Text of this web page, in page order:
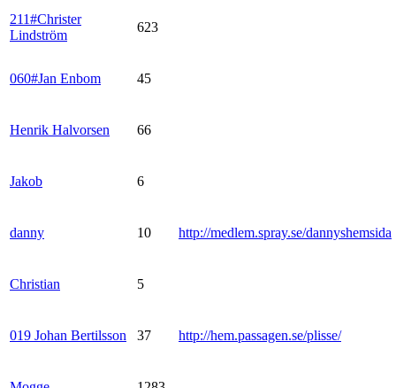
211#Christer
Lindström
623
060#Jan Enbom 45
Henrik Halvorsen 66
Jakob 6
danny 10 http://medlem.spray.se/dannyshemsida
Christian 5
019 Johan Bertilsson 37 http://hem.passagen.se/plisse/